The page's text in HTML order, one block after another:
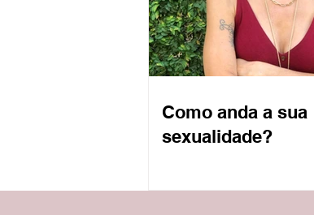
Como anda a sua
sexualidade?